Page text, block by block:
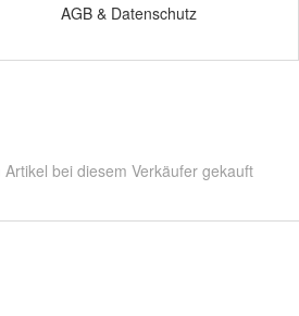
AGB & Datenschutz
bei diesem Verkäufer gekauft